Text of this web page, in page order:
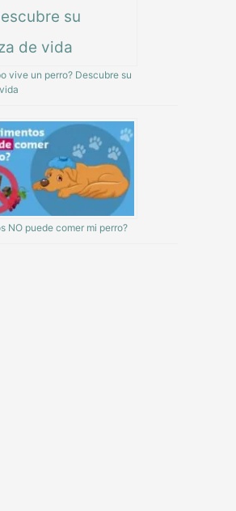
vive un perro? Descubre su
NO puede comer mi perro?